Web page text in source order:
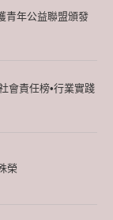
青年公益聯盟頒發
會責任榜•行業實踐
榮